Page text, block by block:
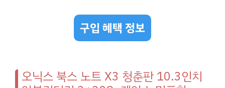
구입 혜택 정보
오닉스 북스 노트 X3 청춘판 10.3인치